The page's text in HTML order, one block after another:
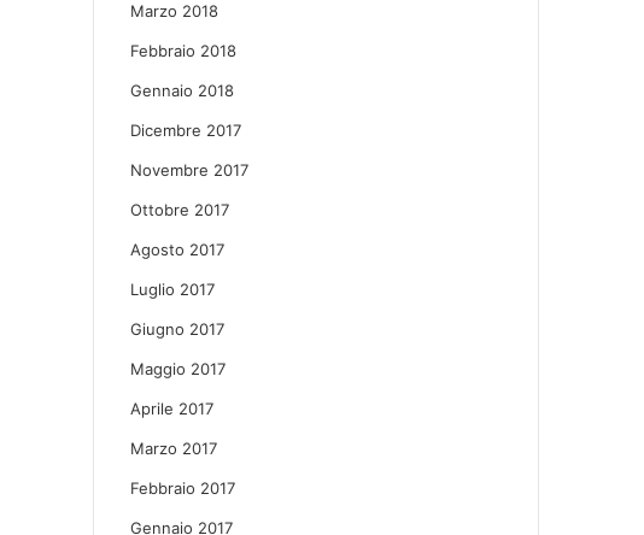
Marzo 2018
Febbraio 2018
Gennaio 2018
Dicembre 2017
Novembre 2017
Ottobre 2017
Agosto 2017
Luglio 2017
Giugno 2017
Maggio 2017
Aprile 2017
Marzo 2017
Febbraio 2017
Gennaio 2017